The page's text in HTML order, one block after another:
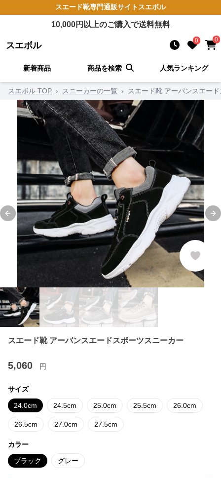
スエード靴専門通販サイト スエボル
10,000円以上のご購入で送料無料
スエボル 0 0
新着商品 商品を検索 人気ランキング
スエボル TOP › スニーカーの一覧 › スエード靴 アーバンスエー
Previous slide
スエード靴 アーバンスエードスポーツスニーカー
5,060 円
サイズ
24.0cm 24.5cm 25.0cm 25.5cm 26.0cm
26.5cm 27.0cm 27.5cm
カラー
ブラック グレー